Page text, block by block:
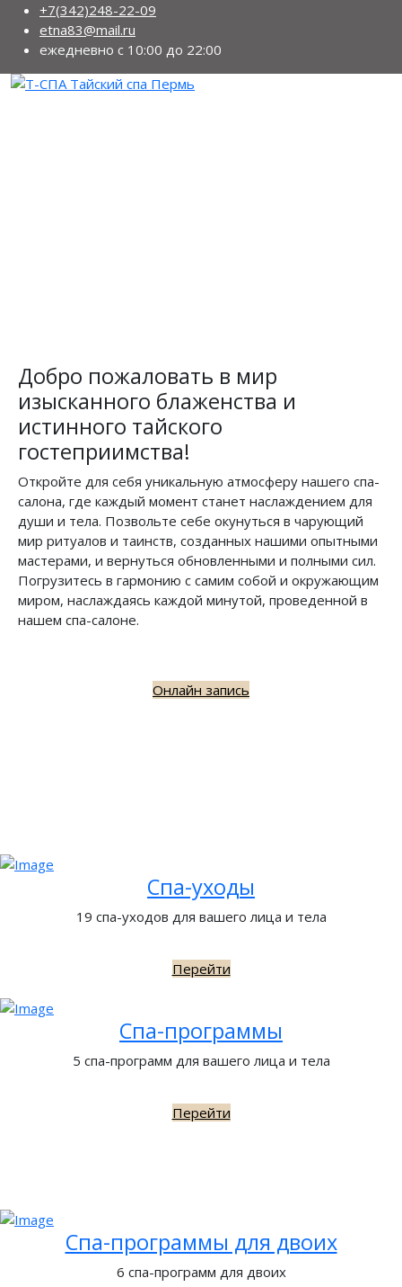
+7(342)248-22-09
etna83@mail.ru
ежедневно с 10:00 до 22:00
Добро пожаловать в мир
изысканного блаженства и
истинного тайского
гостеприимства!
Откройте для себя уникальную атмосферу нашего спа-
салона, где каждый момент станет наслаждением для
души и тела. Позвольте себе окунуться в чарующий
мир ритуалов и таинств, созданных нашими опытными
мастерами, и вернуться обновленными и полными сил.
Погрузитесь в гармонию с самим собой и окружающим
миром, наслаждаясь каждой минутой, проведенной в
нашем спа-салоне.
Онлайн запись
Спа-уходы
19 спа-уходов для вашего лица и тела
Перейти
Спа-программы
5 спа-программ для вашего лица и тела
Перейти
Спа-программы для двоих
6 спа-программ для двоих